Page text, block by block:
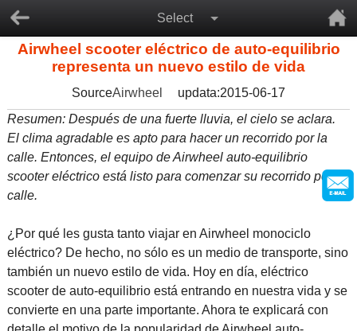
Select
Airwheel scooter eléctrico de auto-equilibrio
representa un nuevo estilo de vida
SourceAirwheel
updata:2015-06-17
Resumen: Después de una fuerte lluvia, el cielo se aclara.
El clima agradable es apto para hacer un recorrido por la
calle. Entonces, el equipo de Airwheel auto-equilibrio
scooter eléctrico está listo para comenzar su recorrido por la
calle.
¿Por qué les gusta tanto viajar en Airwheel monociclo
eléctrico? De hecho, no sólo es un medio de transporte, sino
también un nuevo estilo de vida. Hoy en día, eléctrico
scooter de auto-equilibrio está entrando en nuestra vida y se
convierte en una parte importante. Ahora te explicará con